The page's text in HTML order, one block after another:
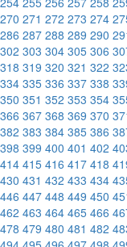
270 271 272 273 274
286 287 288 289 290
302 303 304 305 306
318 319 320 321 322
334 335 336 337 338
350 351 352 353 354
366 367 368 369 370
382 383 384 385 386
398 399 400 401 402
414 415 416 417 418
430 431 432 433 434
446 447 448 449 450
462 463 464 465 466
478 479 480 481 482